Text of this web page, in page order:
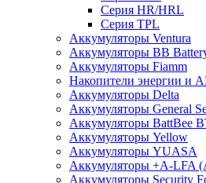
Серия HR/HRL
Серия TPL
Аккумуляторы Ventura
Аккумуляторы BB
Аккумуляторы Fiamm
Накопители энергии и
Аккумуляторы Delta
Аккумуляторы General
Аккумуляторы BattBee
Аккумуляторы Yellow
Аккумуляторы YUASA
Аккумуляторы +A-LFA
Аккумуляторы Security